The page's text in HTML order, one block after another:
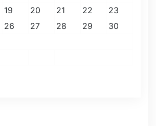
19 20 21 22
23
26 27 28 29
30